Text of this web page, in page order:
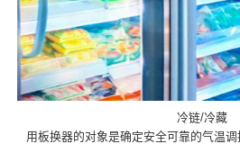
冷链/冷藏
用板换器的对象是确定安全可靠的气温